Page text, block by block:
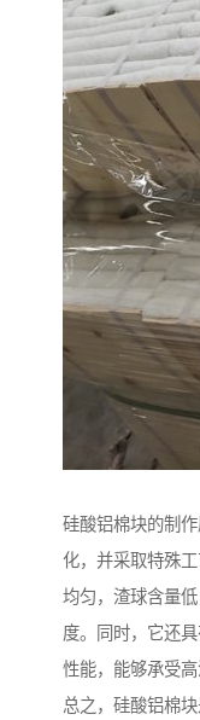
硅酸铝棉块的制
化，并采取特殊
均匀，渣球含量
度。同时，它还
性能，能够承受
总之，硅酸铝棉